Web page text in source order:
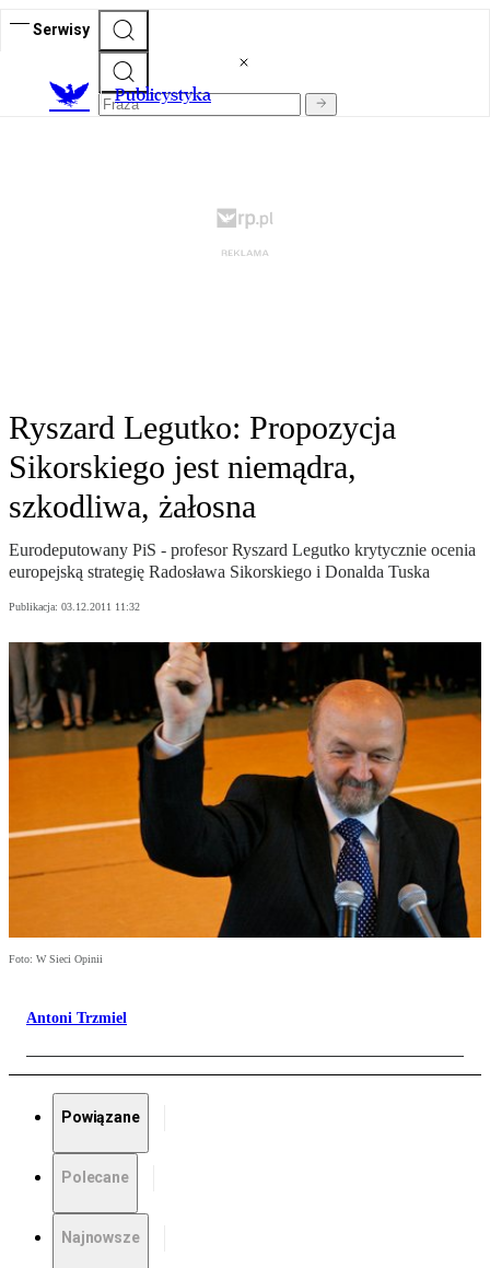
Serwisy
Publicystyka
Ryszard Legutko: Propozycja
Sikorskiego jest niemądra,
szkodliwa, żałosna
Eurodeputowany PiS - profesor Ryszard Legutko krytycznie ocenia
europejską strategię Radosława Sikorskiego i Donalda Tuska
Publikacja: 03.12.2011 11:32
Foto: W Sieci Opinii
Antoni Trzmiel
Powiązane
Polecane
Najnowsze